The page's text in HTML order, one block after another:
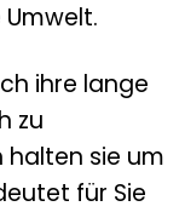
ihre lange
zu
sie um
für Sie